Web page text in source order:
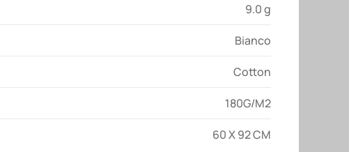
9.0 g
Bianco
Cotton
180G/M2
60 X 92 CM